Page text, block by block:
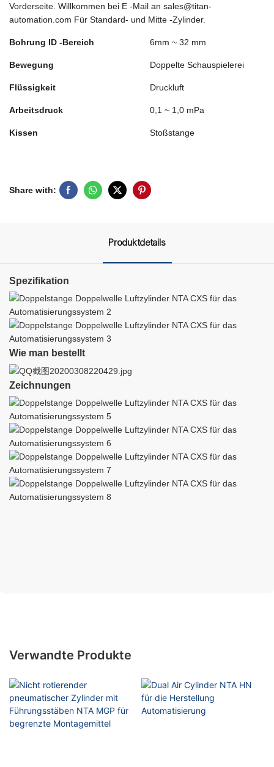
Vorderseite. Willkommen bei E -Mail an sales@titan-
automation.com Für Standard- und Mitte -Zylinder.
Bohrung ID -Bereich 6mm ~ 32 mm
Bewegung Doppelte Schauspielerei
Flüssigkeit Druckluft
Arbeitsdruck 0,1 ~ 1,0 mPa
Kissen Stoßstange
Share with:
Produktdetails
Spezifikation
Wie man bestellt
Zeichnungen
Verwandte Produkte